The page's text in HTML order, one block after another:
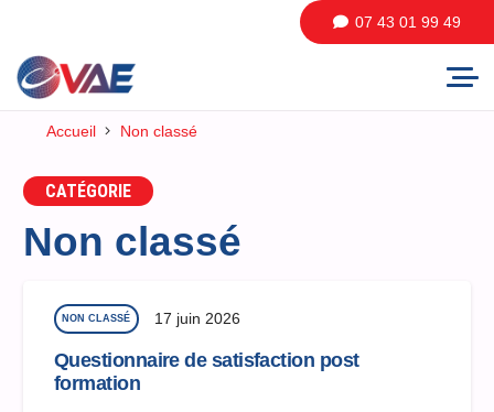
07 43 01 99 49
Accueil Non classé
CATÉGORIE
Non classé
NON CLASSÉ 17 juin 2026
Questionnaire de satisfaction post
formation